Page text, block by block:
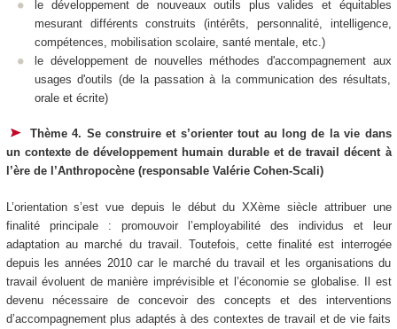
le développement de nouveaux outils plus valides et équitables
mesurant différents construits (intérêts, personnalité, intelligence,
compétences, mobilisation scolaire, santé mentale, etc.)
le développement de nouvelles méthodes d'accompagnement aux
usages d'outils (de la passation à la communication des résultats,
orale et écrite)
Thème 4. Se construire et s’orienter tout au long de la vie dans
un contexte de développement humain durable et de travail décent à
l’ère de l’Anthropocène (responsable Valérie Cohen-Scali)
L’orientation s’est vue depuis le début du XXème siècle attribuer une
finalité principale : promouvoir l’employabilité des individus et leur
adaptation au marché du travail. Toutefois, cette finalité est interrogée
depuis les années 2010 car le marché du travail et les organisations du
travail évoluent de manière imprévisible et l’économie se globalise. Il est
devenu nécessaire de concevoir des concepts et des interventions
d’accompagnement plus adaptés à des contextes de travail et de vie faits